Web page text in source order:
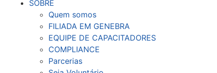
SOBRE
Quem somos
FILIADA EM GENEBRA
EQUIPE DE CAPACITADORES
COMPLIANCE
Parcerias